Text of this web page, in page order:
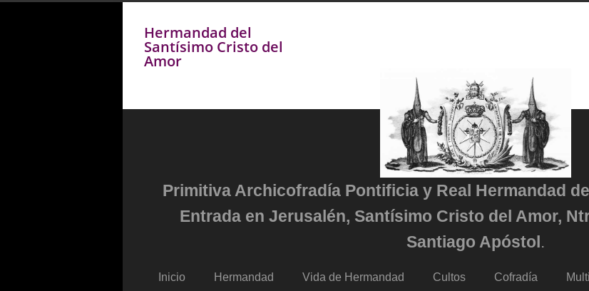
Hermandad del
Santísimo Cristo del
Amor
Primitiva Archicofradía Pontificia y Real Hermandad
Entrada en Jerusalén, Santísimo Cristo del Amor,
Santiago Apóstol.
Inicio Hermandad Vida de Hermandad Cultos Cofradía